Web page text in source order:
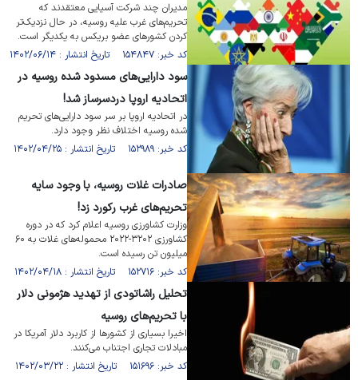
مدیران چند شرکت آسیایی معتقدند که
تحریم‌های غرب علیه روسیه، در حال نزدیک‌تر
کردن کشور‌های عضو بریکس به یکدیگر است.
کد خبر: ۱۵۴۸۴۷ تاریخ انتشار : ۱۴۰۲/۰۶/۱۴
سود دارایی‌های مسدود شده روسیه در
اتحادیه اروپا دردسرساز شد!
در اتحادیه اروپا بر سر سود دارایی‌های تحریم
شده روسیه اختلاف نظر وجود دارد.
کد خبر: ۱۵۲۹۸۹ تاریخ انتشار : ۱۴۰۲/۰۴/۲۵
صادرات غلات روسیه، با وجود سایه
تحریم‌های غرب رکورد زد!
وزارت کشاورزی روسیه اعلام کرد که در دوره
کشاورزی ۳۲۰۲-۲۰۲۲ محموله‌های غلات به ۶۰
میلیون تن رسیده است.
کد خبر: ۱۵۲۷۱۶ تاریخ انتشار : ۱۴۰۲/۰۴/۱۸
تحلیل راشاتودی از تهدید هژمونی دلار
با تحریم‌های روسیه
اخیرا بسیاری از کشور‌ها از کاربرد دلار آمریکا در
مبادلات تجاری اجتناب می‌کنند.
کد خبر: ۱۵۱۶۹۶ تاریخ انتشار : ۱۴۰۲/۰۳/۲۲